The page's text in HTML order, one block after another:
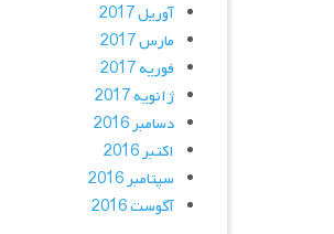
آوریل 2017
مارس 2017
فوریه 2017
ژانویه 2017
دسامبر 2016
اکتبر 2016
سپتامبر 2016
آگوست 2016